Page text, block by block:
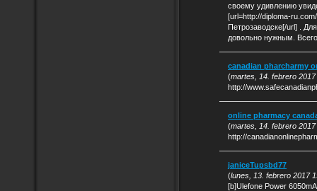
своему удивлению
[url=http://diploma-
Петрозаводске[/url] .
довольно нужным.
canadian pharcharmy
(martes, 14. febrero 2017
http://
online pharmacy
(martes, 14. febrero 2017
http://
janiceTupsbd77
(lunes, 13. febrero 2017
[b]Ulefone Power